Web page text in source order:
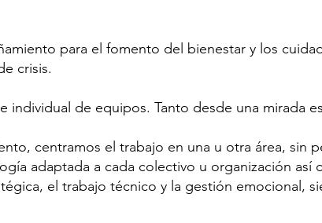
para el fomento del bienestar y los
crisis.
individual de equipos. Tanto desde una mirada
centramos el trabajo en una u otra área, sin
adaptada a cada colectivo u organización así
el trabajo técnico y la gestión emocional,